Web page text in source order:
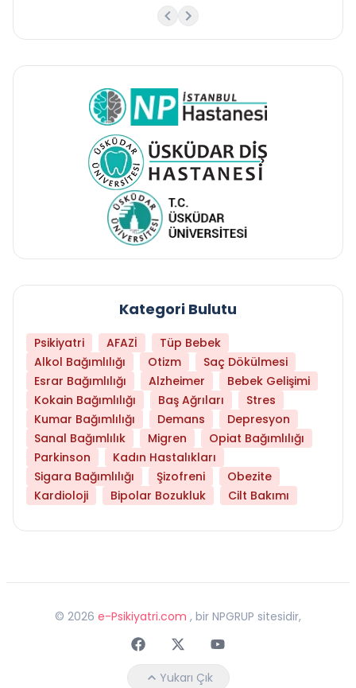
Kategori Bulutu
Psikiyatri AFAZİ
Tüp Bebek
Alkol Bağımlılığı
Otizm
Saç Dökülmesi
Esrar Bağımlılığı
Alzheimer
Bebek Gelişimi
Kokain Bağımlılığı
Baş Ağrıları
Stres
Kumar Bağımlılığı
Demans
Depresyon
Sanal Bağımlılık
Migren
Opiat Bağımlılığı
Parkinson
Kadın Hastalıkları
Sigara Bağımlılığı
Şizofreni
Obezite
Kardioloji
Bipolar Bozukluk Cilt Bakımı
© 2026 e-Psikiyatri.com , bir NPGRUP sitesidir,
FaceebokTwitterYoutube
Yukarı Çık